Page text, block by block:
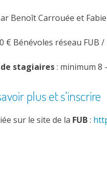
Benoît Carrouée et
€ Bénévoles réseau FUB
stagiaires: minimum 8
plus et s’inscrire
sur le site de la FUB: